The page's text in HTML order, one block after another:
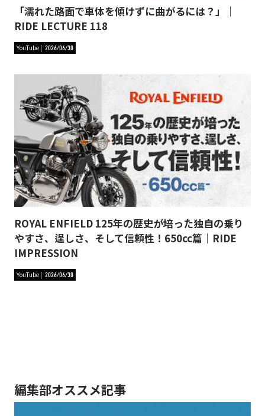
「濡れた路面で車体を傾けずに曲がるには？」｜
RIDE LECTURE 118
YouTube 2026/06/30
ROYAL ENFIELD 125年の歴史が培った独自の乗り
やすさ、逞しさ、そして信頼性！650cc篇｜RIDE
IMPRESSION
YouTube 2026/06/30
編集部オススメ記事